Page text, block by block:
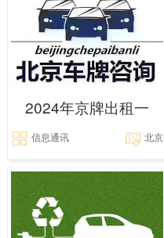
2024年京牌出租一
信息通讯 北京